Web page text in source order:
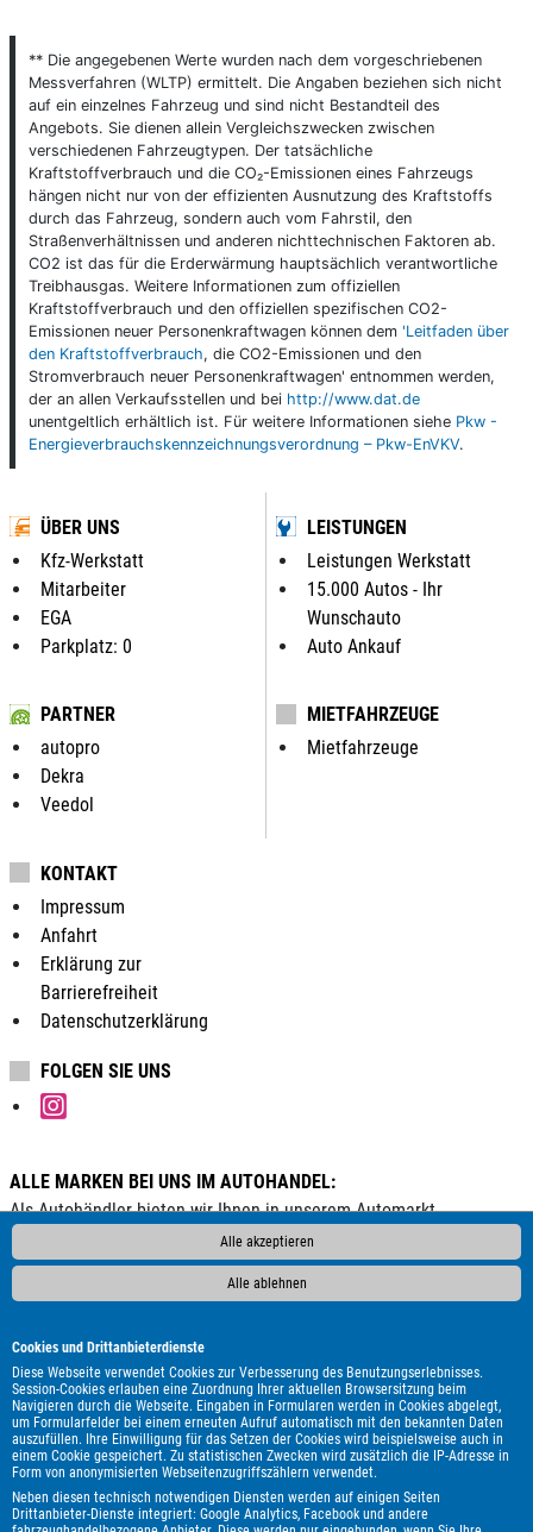
Alle akzeptieren
Alle ablehnen
Cookies und Drittanbieterdienste
Diese Webseite verwendet Cookies zur Verbesserung des Benutzungserlebnisses.
Session-Cookies erlauben eine Zuordnung Ihrer aktuellen Browsersitzung beim
Navigieren durch die Webseite. Eingaben in Formularen werden in Cookies abgelegt,
um Formularfelder bei einem erneuten Aufruf automatisch mit den bekannten Daten
auszufüllen. Ihre Einwilligung für das Setzen der Cookies wird beispielsweise auch in
einem Cookie gespeichert. Zu statistischen Zwecken wird zusätzlich die IP-Adresse in
Form von anonymisierten Webseitenzugriffszählern verwendet.
Neben diesen technisch notwendigen Diensten werden auf einigen Seiten
Drittanbieter-Dienste integriert: Google Analytics, Facebook und andere
** Die angegebenen Werte wurden nach dem vorgeschriebenen
Messverfahren (WLTP) ermittelt. Die Angaben beziehen sich nicht
auf ein einzelnes Fahrzeug und sind nicht Bestandteil des
Angebots. Sie dienen allein Vergleichszwecken zwischen
verschiedenen Fahrzeugtypen. Der tatsächliche
Kraftstoffverbrauch und die CO₂-Emissionen eines Fahrzeugs
hängen nicht nur von der effizienten Ausnutzung des Kraftstoffs
durch das Fahrzeug, sondern auch vom Fahrstil, den
Straßenverhältnissen und anderen nichttechnischen Faktoren ab.
CO2 ist das für die Erderwärmung hauptsächlich verantwortliche
Treibhausgas. Weitere Informationen zum offiziellen
Kraftstoffverbrauch und den offiziellen spezifischen CO2-
Emissionen neuer Personenkraftwagen können dem 'Leitfaden über
den Kraftstoffverbrauch, die CO2-Emissionen und den
Stromverbrauch neuer Personenkraftwagen' entnommen werden,
der an allen Verkaufsstellen und bei http://www.dat.de
unentgeltlich erhältlich ist. Für weitere Informationen siehe Pkw -
Energieverbrauchskennzeichnungsverordnung – Pkw-EnVKV.
ÜBER UNS
Kfz-Werkstatt
Mitarbeiter
EGA
Parkplatz: 0
LEISTUNGEN
Leistungen Werkstatt
15.000 Autos - Ihr
Wunschauto
Auto Ankauf
PARTNER
autopro
Dekra
Veedol
MIETFAHRZEUGE
Mietfahrzeuge
KONTAKT
Impressum
Anfahrt
Erklärung zur
Barrierefreiheit
Datenschutzerklärung
FOLGEN SIE UNS
ALLE MARKEN BEI UNS IM AUTOHANDEL:
Als Autohändler bieten wir Ihnen in unserem Automarkt
Gebrauchtwagen, Jahreswagen und Neuwagen folgender
Automarken an:
Bentley
Borgward Bürstner
Chausson
Chevrolet Citroën Corvette Cupra
DAF
DFSK
DS Automobiles Dacia Dodge Etrusco
Fiat
Ford
GWM Genesis Honda Hyundai Itineo
Iveco
Jaguar
Jeep KGM Kia Knaus Lada
Land Rover
Leapmotor
Lexus MAN MF MG MINI
Malibu
Maserati
Maxus Mazda Mercedes-Benz Mitsubishi